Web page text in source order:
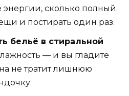
энергии, сколько полный.
и постирать один раз.
бельё в стиральной
— и вы гладите
не тратит лишнюю